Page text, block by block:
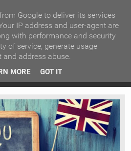
τάματα από Ιερό Ναό στις Σέρρες
Google to deliver its services
IP address and user-agent are
with performance and security
of service, generate usage
address abuse.
MORE GOT IT